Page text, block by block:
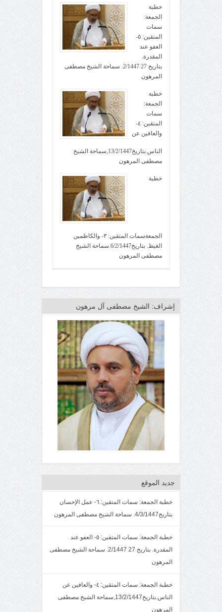
خطبة
الجمعة:
سمات
المتقين: ٥-
العفو عند
المقدرة.
بتاريخ 27 2/1447. سماحة الشيخ مصطفى
المرهون
خطبة
الجمعة:
سمات
المتقين: ٤-
والعافين عن
الناس.بتاريخ13/2/1447,سماحة الشيخ
مصطفى المرهون
خطبة
الجمعةسمات المتقين: ٣- والكاظمين
الغيظ. بتاريخ6/2/1447.سماحة الشيخ
مصطفى المرهون
إشراف: الشيخ مصطفى آل مرهون
جديد الموقع
خطبة الجمعة: سمات المتقين: ٦- عمل الإحسان
بتاريخ4/3/1447. سماحة الشيخ مصطفى المرهون
خطبة الجمعة: سمات المتقين: ٥- العفو عند
المقدرة. بتاريخ 27 2/1447. سماحة الشيخ مصطفى
المرهون
خطبة الجمعة: سمات المتقين: ٤- والعافين عن
الناس.بتاريخ13/2/1447,سماحة الشيخ مصطفى
المرهون